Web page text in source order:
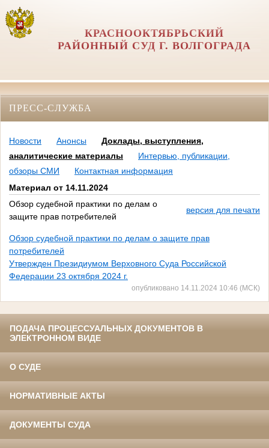
КРАСНООКТЯБРЬСКИЙ
РАЙОННЫЙ СУД Г. ВОЛГОГРАДА
ПРЕСС-СЛУЖБА
Новости Анонсы
Доклады, выступления,
аналитические материалы
Интервью, публикации,
обзоры СМИ
Контактная информация
Материал от 14.11.2024
Обзор судебной практики по делам о
защите прав потребителей
версия для печати
Обзор судебной практики по делам о защите прав
потребителей
Утвержден Президиумом Верховного Суда Российской
Федерации 23 октября 2024 г.
опубликовано 14.11.2024 10:46 (МСК)
ПОДАЧА ПРОЦЕССУАЛЬНЫХ ДОКУМЕНТОВ В
ЭЛЕКТРОННОМ ВИДЕ
О СУДЕ
НОРМАТИВНЫЕ АКТЫ
ДОКУМЕНТЫ СУДА